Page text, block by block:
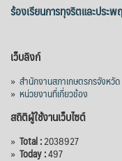
ร้องเรียนการทุจริตและประ
เว็บลิงก์
» สำนักงานสภาเกษตรกรจังหวัด
» หน่วยงานที่เกี่ยวข้อง
สถิติผู้ใช้งานเว็บไซต์
» Total :2038927
» Today :497